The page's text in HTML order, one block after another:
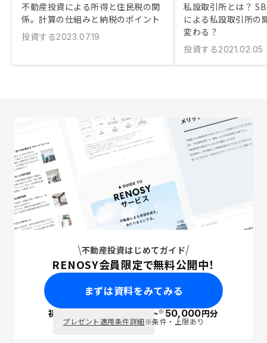
不動産投資による所得と住民税の関
係。計算の仕組みと納税のポイント
投資する2023.07.19
私設取引所とは？
による私設取引所の
変わる？
投資する2021.02.05
不動産投資はじめてガイド
RENOSY会員限定で無料公開中！
まずは資料をみてみる
初回面談で ポイント※50,000円分
プレゼント適用条件詳細※条件・上限あり